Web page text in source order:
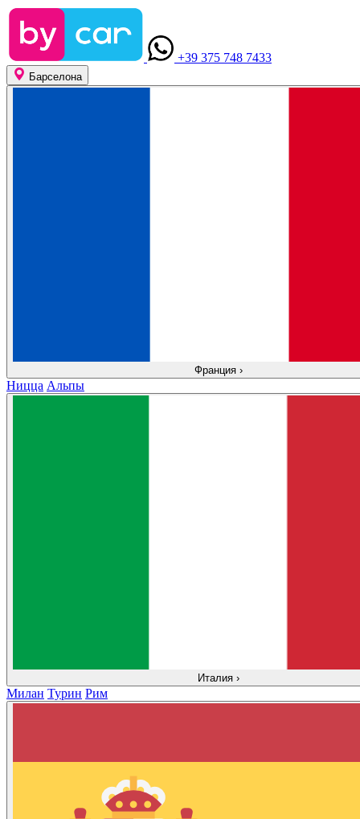
+39 375 748 7433
Барселона
Франция ›
Ницца Альпы
Италия ›
Милан Турин Рим